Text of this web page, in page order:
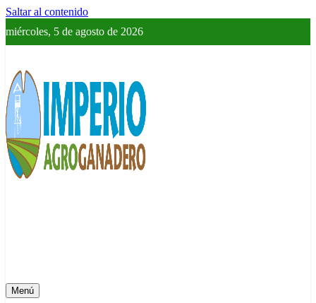
Saltar al contenido
miércoles, 5 de agosto de 2026
Menú